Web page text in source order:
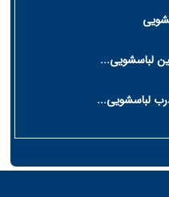
لباسشویی...
لباسشویی...